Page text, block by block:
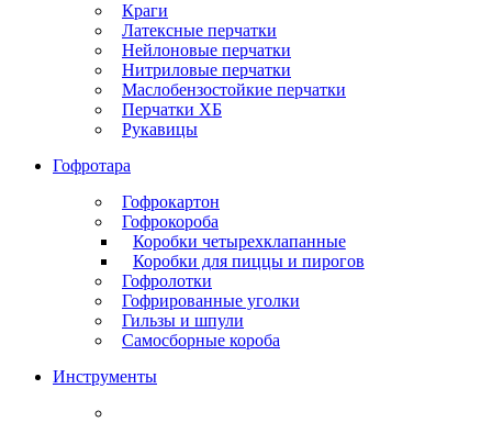
Краги
Латексные перчатки
Нейлоновые перчатки
Нитриловые перчатки
Маслобензостойкие перчатки
Перчатки ХБ
Рукавицы
Гофротара
Гофрокартон
Гофрокороба
Коробки четырехклапанные
Коробки для пиццы и пирогов
Гофролотки
Гофрированные уголки
Гильзы и шпули
Самосборные короба
Инструменты